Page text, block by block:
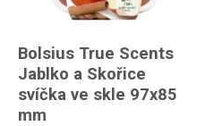
Bolsius True Scents
Jablko a Skořice
svíčka ve skle 97x85
mm